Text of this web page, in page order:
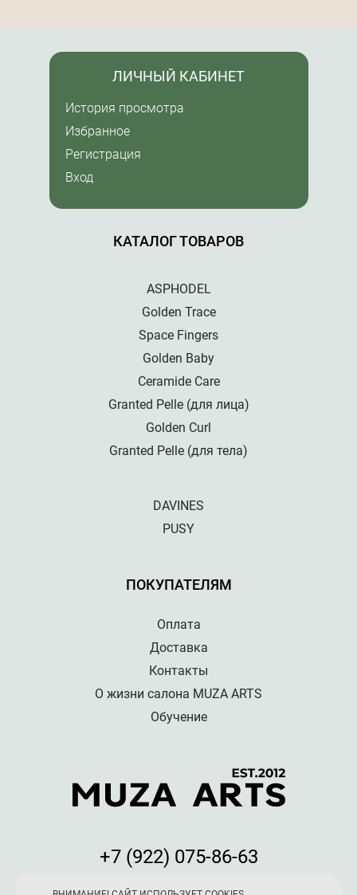
КАТАЛОГ ТОВАРОВ
ASPHODEL
Golden Trace
Space Fingers
Golden Baby
Ceramide Care
Granted Pelle (для лица)
Golden Curl
Granted Pelle (для тела)
DAVINES
PUSY
ПОКУПАТЕЛЯМ
Оплата
Доставка
Контакты
О жизни салона MUZA ARTS
Обучение
ЛИЧНЫЙ КАБИНЕТ
История просмотра
Избранное
Регистрация
Вход
+7 (922) 075-86-63
Мы принимаем к оплате: